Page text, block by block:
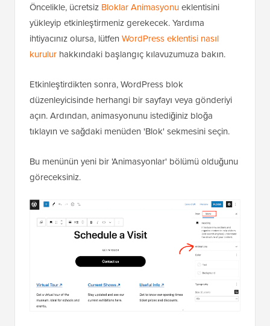
Öncelikle, ücretsiz Bloklar Animasyonueklentisini
yükleyip etkinleştirmeniz gerekecek. Yardıma
ihtiyacınız olursa, lütfen WordPress eklentisi nasıl
kurulur hakkındaki başlangıç kılavuzumuza bakın.
Etkinleştirdikten sonra, WordPress blok
düzenleyicisinde herhangi bir sayfayı veya gönderiyi
açın. Ardından, animasyonunu istediğiniz bloğa
tıklayın ve sağdaki menüden 'Blok' sekmesini seçin.
Bu menünün yeni bir 'Animasyonlar' bölümü olduğunu
göreceksiniz.